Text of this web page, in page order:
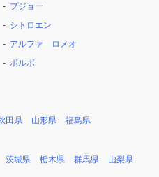
プジョー
シトロエン
アルファ ロメオ
ボルボ
田県 山形県 福島県
茨城県 栃木県 群馬県 山梨県